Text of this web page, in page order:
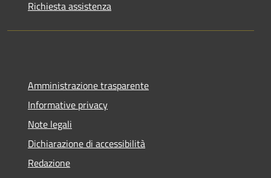
Richiesta assistenza
Amministrazione trasparente
Informative privacy
Note legali
Dichiarazione di accessibilità
Redazione